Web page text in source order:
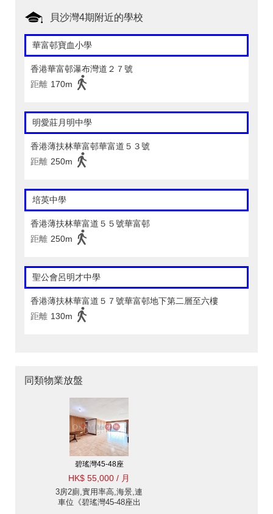
貝沙灣4期附近的學校
華富邨寶血小學
香港華富邨瀑布灣道２７號
距離 170m
明愛莊月明中學
香港薄扶林華富邨華富道５３號
距離 250m
培英中學
香港薄扶林華富道５５號華富邨
距離 250m
聖公會呂明才中學
香港薄扶林華富道５７號華富邨地下第二層至六樓
距離 130m
同類物業放盤
碧瑤灣45-48座
HK$ 55,000 / 月
3房2廁,實用率高,海景,連
車位《碧瑤灣45-48座出